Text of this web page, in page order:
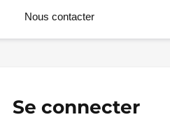
Nous contacter
Se connecter